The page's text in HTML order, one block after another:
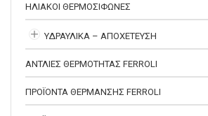
ΗΛΙΑΚΟΙ ΘΕΡΜΟΣΙΦΩΝΕΣ
ΥΔΡΑΥΛΙΚΑ – ΑΠΟΧΕΤΕΥΣΗ
ΑΝΤΛΙΕΣ ΘΕΡΜΟΤΗΤΑΣ FERROLI
ΠΡΟΪΟΝΤΑ ΘΕΡΜΑΝΣΗΣ FERROLI